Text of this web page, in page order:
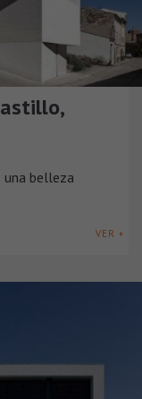
una belleza
VER +